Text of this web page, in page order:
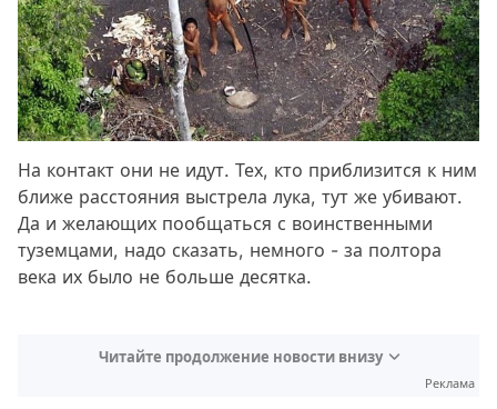
На контакт они не идут. Тех, кто приблизится к ним
ближе расстояния выстрела лука, тут же убивают.
Да и желающих пообщаться с воинственными
туземцами, надо сказать, немного - за полтора
века их было не больше десятка.
Читайте продолжение новости внизу
Реклама